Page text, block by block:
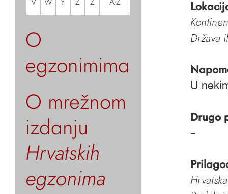
O
egzonimima
O mrežnom
izdanju
Hrvatskih
egzonima
Država
U
Drugo
–